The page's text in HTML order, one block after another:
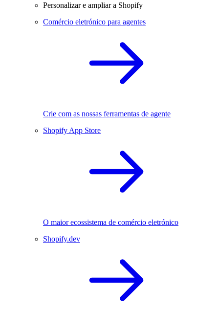
Personalizar e ampliar a Shopify
Comércio eletrónico para agentes
Crie com as nossas ferramentas de agente
Shopify App Store
O maior ecossistema de comércio eletrónico
Shopify.dev